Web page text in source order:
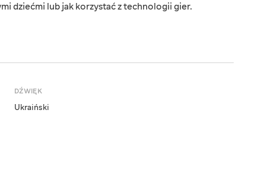
dziećmi lub jak korzystać z technologii gier.
DŹWIĘK
Ukraiński